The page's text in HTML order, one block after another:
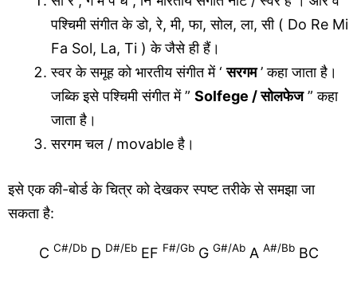
पश्चिमी संगीत के डो, रे, मी, फा, सोल, ला, सी ( Do Re Mi
Fa Sol, La, Ti ) के जैसे ही हैं।
स्वर के समूह को भारतीय संगीत में ‘सरगम​​’ कहा जाता है।
जब्कि इसे पश्चिमी संगीत में ” Solfege / सोलफेज” कहा
जाता है।
सरगम चल / movable है।
इसे एक की-बोर्ड के चित्र को देखकर स्पष्ट तरीके से समझा जा
सकता है:
C C#/DbD D#/EbEF F#/GbG G#/AbA A#/BbBC